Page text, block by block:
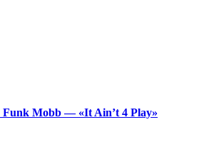
Mobb — «It Ain’t 4 Play»